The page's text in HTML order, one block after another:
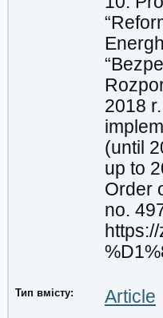
2018
(until
up to
Order
no.
Тип вмісту: Article